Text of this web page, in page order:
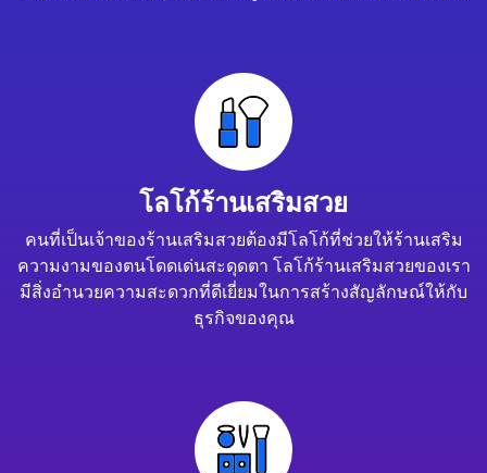
โลโก้ร้านเสริมสวย
คนที่เป็นเจ้าของร้านเสริมสวยต้องมีโลโก้ที่ช่วยให้ร้านเสริม
ความงามของตนโดดเด่นสะดุดตา โลโก้ร้านเสริมสวยของเรา
มีสิ่งอำนวยความสะดวกที่ดีเยี่ยมในการสร้างสัญลักษณ์ให้กับ
ธุรกิจของคุณ